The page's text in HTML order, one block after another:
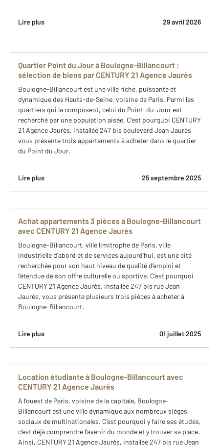
Lire plus 29 avril 2026
Quartier Point du Jour à Boulogne-Billancourt :
sélection de biens par CENTURY 21 Agence Jaurès
Boulogne-Billancourt est une ville riche, puissante et
dynamique des Hauts-de-Seine, voisine de Paris. Parmi les
quartiers qui la composent, celui du Point-du-Jour est
recherché par une population aisée. C’est pourquoi CENTURY
21 Agence Jaurès, installée 247 bis boulevard Jean Jaurès
vous présente trois appartements à acheter dans le quartier
du Point du Jour.
Lire plus 25 septembre 2025
Achat appartements 3 pièces à Boulogne-Billancourt
avec CENTURY 21 Agence Jaurès
Boulogne-Billancourt, ville limitrophe de Paris, ville
industrielle d’abord et de services aujourd’hui, est une cité
recherchée pour son haut niveau de qualité d’emploi et
l’étendue de son offre culturelle ou sportive. C’est pourquoi
CENTURY 21 Agence Jaurès, installée 247 bis rue Jean
Jaurès, vous présente plusieurs trois pièces à acheter à
Boulogne-Billancourt.
Lire plus 01 juillet 2025
Location étudiante à Boulogne-Billancourt avec
CENTURY 21 Agence Jaurès
À l’ouest de Paris, voisine de la capitale, Boulogne-
Billancourt est une ville dynamique aux nombreux sièges
sociaux de multinationales. C’est pourquoi y faire ses études,
c’est déjà comprendre l’avenir du monde et y trouver sa place.
Ainsi, CENTURY 21 Agence Jaurès, installée 247 bis rue Jean